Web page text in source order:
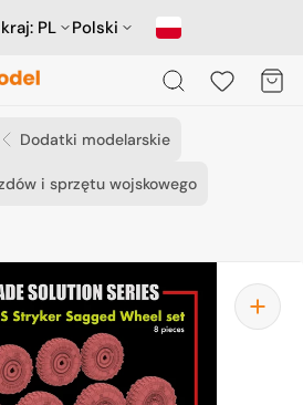
PL Polski
Koszyk
Dodatki modelarskie
i sprzętu wojskowego